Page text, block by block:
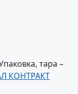
тара –
КОНТРАКТ